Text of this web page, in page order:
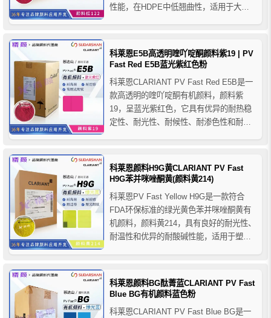
性能，在HDPE中低翘曲性，适用于大多
科莱恩E5B高透明喹吖啶酮颜料紫19 | PV
Fast Red E5B蓝光紫红色粉
科莱恩CLARIANT PV Fast Red E5B是一
款高透明的喹吖啶酮有机颜料，颜料紫
19，呈蓝光紫红色，它具有优异的耐热稳
定性、耐光性、耐候性、耐渗色性和耐酸
PS、ABS、PBT、聚氨醋、PP纤维等塑
料聚合物的着色。
科莱恩颜料H9G黄CLARIANT PV Fast
H9G苯并咪唑酮黄(颜料黄214)
科莱恩PV Fast Yellow H9G是一款符合
FDA环保标准的绿光黄色苯并咪唑酮黄有
机颜料，颜料黄214，具有良好的耐光性、
耐温性和优异的耐酸碱性能，适用于塑料
醛、聚氨酯、聚丙烯纤维等聚合物。
科莱恩颜料BG酞菁蓝CLARIANT PV Fast
Blue BG有机颜料蓝色粉
科莱恩CLARIANT PV Fast Blue BG是一